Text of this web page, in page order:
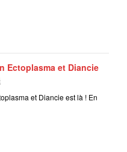
Ectoplasma et Diancie
et Diancie est là ! En